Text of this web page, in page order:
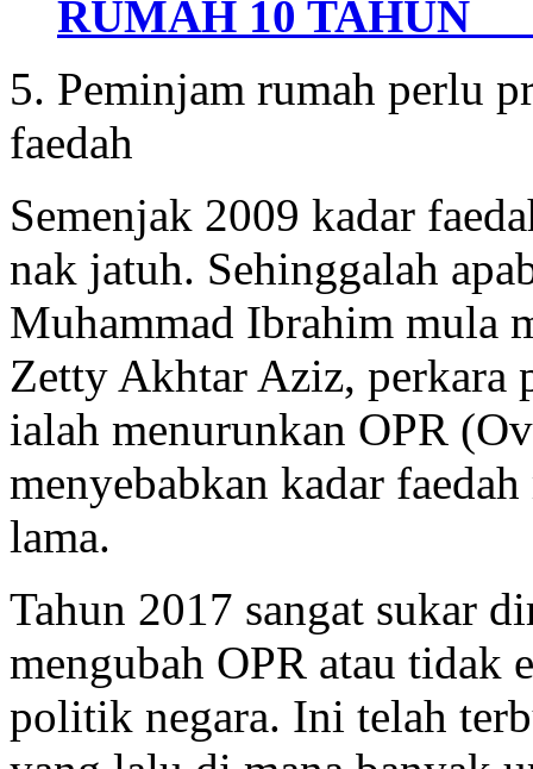
RUMAH 10
5. Peminjam rumah perlu
faedah
Semenjak 2009 kadar
nak jatuh. Sehinggalah
Muhammad Ibrahim mula
Zetty Akhtar Aziz, perkara
ialah menurunkan OPR
menyebabkan kadar
lama.
Tahun 2017 sangat sukar
mengubah OPR atau tidak
politik negara. Ini telah